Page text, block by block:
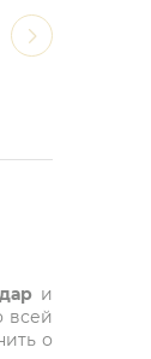
и
всей
о